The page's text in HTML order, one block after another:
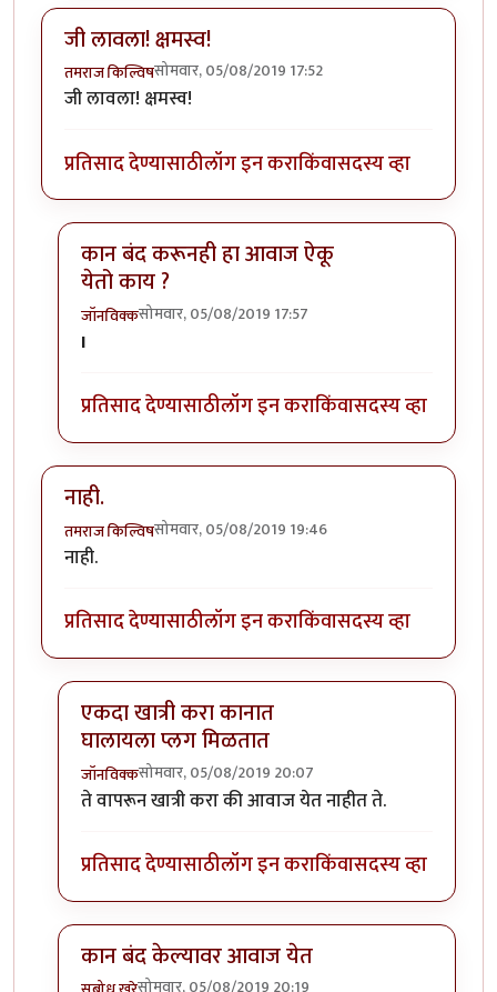
जी लावला! क्षमस्व!
तमराज किल्विषसोमवार, 05/08/2019 17:52
जी लावला! क्षमस्व!
प्रतिसाद देण्यासाठीलॉग इन कराकिंवासदस्य व्हा
कान बंद करूनही हा आवाज ऐकू
येतो काय ?
जॉनविक्कसोमवार, 05/08/2019 17:57
In reply to
I
प्रतिसाद देण्यासाठीलॉग इन कराकिंवासदस्य व्हा
नाही.
तमराज किल्विषसोमवार, 05/08/2019 19:46
नाही.
प्रतिसाद देण्यासाठीलॉग इन कराकिंवासदस्य व्हा
एकदा खात्री करा कानात
घालायला प्लग मिळतात
जॉनविक्कसोमवार, 05/08/2019 20:07
In reply toनाही.byतमराज किल्विष
ते वापरून खात्री करा की आवाज येत नाहीत ते.
प्रतिसाद देण्यासाठीलॉग इन कराकिंवासदस्य व्हा
कान बंद केल्यावर आवाज येत